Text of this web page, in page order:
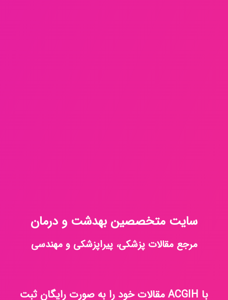
سایت متخصصین بهدشت و درمان
مرجع مقالات پزشکی، پیراپزشکی و مهندسی
با ACGIH مقالات خود را به صورت رایگان ثبت